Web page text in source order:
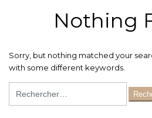
Nothing
Sorry, but nothing matched your
with some different keywords.